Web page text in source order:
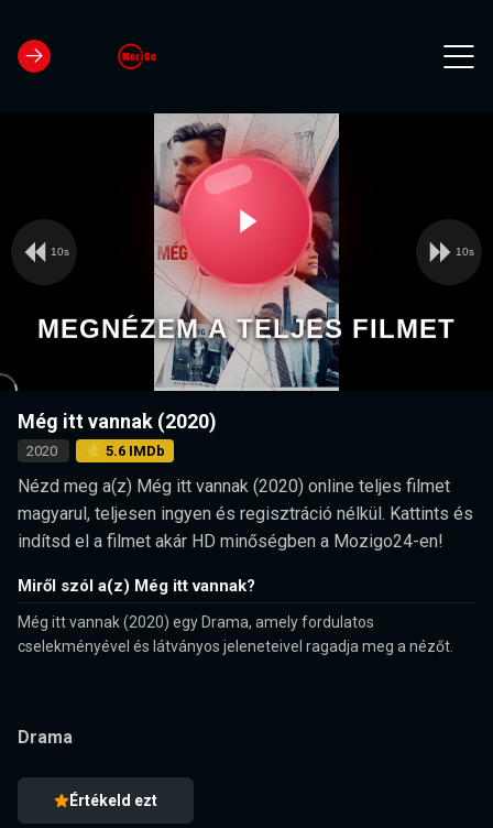
loading.
Play
Video
10s 10s
MEGNÉZEM A TELJES FILMET
Még itt vannak (2020)
2020 ⭐ 5.6 IMDb
Nézd meg a(z) Még itt vannak (2020) online teljes filmet
magyarul, teljesen ingyen és regisztráció nélkül. Kattints és
indítsd el a filmet akár HD minőségben a Mozigo24-en!
Miről szól a(z) Még itt vannak?
Még itt vannak (2020) egy Drama, amely fordulatos
cselekményével és látványos jeleneteivel ragadja meg a nézőt.
Drama
Értékeld ezt